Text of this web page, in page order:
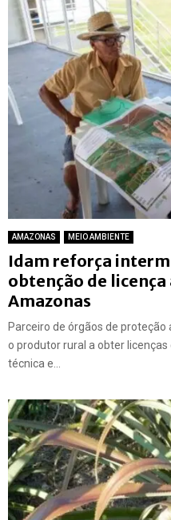
AMAZONAS MEIO AMBIENTE
Idam reforça
obtenção de
Amazonas
Parceiro de órgãos de
o produtor rural a obter
técnica e...